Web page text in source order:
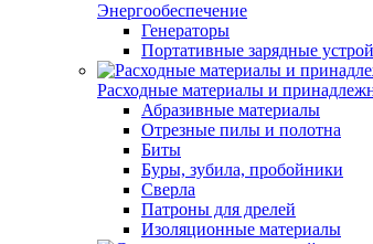
Энергообеспечение
Генераторы
Портативные зарядные
Расходные материалы и
Абразивные материалы
Отрезные пилы и полотна
Биты
Буры, зубила, пробойники
Сверла
Патроны для дрелей
Изоляционные материалы